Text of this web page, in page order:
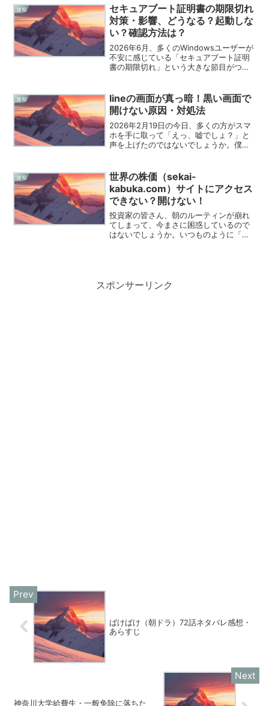
でしょうか。私自身も数々の資格に挑戦
してきた身として、...
速報
セキュアブート証明書の期限切れ
対策・影響、どうなる？起動しな
い？確認方法は？
2026年6月、多くのWindowsユーザーが
不安に感じている「セキュアブート証明
書の期限切れ」という大きな節目がつい
う極端な見出しを目にして、冷や汗をか
いた方も少な...
速報
lineの画面が真っ暗！黒い画面で
開けない原因・対処法
2026年2月19日の今日、多くの方がスマ
ホを手に取って「えっ、嘘でしょ？」と
声を上げたのではないでしょうか。僕も
という悲鳴のような投稿が相次いでいる
のを目の当た...
速報
世界の株価（sekai-
kabuka.com）サイトにアクセス
できない？開けない！
投資家の皆さん、朝のルーティンが崩れ
てしまって、今まさに困惑しているので
はないでしょうか。いつものように「世
スポンサーリンク
ばけばけ（朝ドラ）72話ネタバレ感想・
あらすじ
神奈川大学給費生・一般免除に落ちた